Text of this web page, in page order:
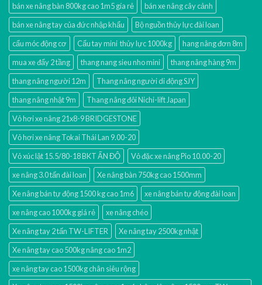
bán xe nâng bàn 800kg cao 1m5 gía rẻ
bán xe nâng cây cảnh
bán xe nâng tay của đức nhập khẩu
Bộ nguồn thủy lực đài loan
cẩu móc động cơ
Cẩu tay mini thủy lực 1000kg
hang nâng đơn 8m
mua xe đẩy 2 tầng
thang nang sieu nho mini
thang nâng hàng 9m
thang nâng người 12m
Thang nâng người di động SJY
thang nâng nhật 9m
Thang nâng đôi Nichi-lift Japan
Vỏ hơi xe nâng 21x8-9 BRIDGESTONE
Vỏ hơi xe nâng Tokai Thái Lan 9.00-20
Vỏ xúc lật 15.5/80-18 BKT ẤN ĐỘ
Vỏ đặc xe nâng Pio 10.00-20
xe nâng 3.0 tấn đài loan
Xe nâng bàn 750kg cao 1500mm
Xe nâng bán tự động 1500 kg cao 1m6
xe nâng bán tự động đài loan
xe nâng cao 1000kg giá rẻ
xe nâng chéo
Xe nâng tay 2 tấn TW-LIFTER
Xe nâng tay 2500kg nhật
Xe nâng tay cao 500kg nâng cao 1m2
xe nâng tay cao 1500kg chân siêu rộng